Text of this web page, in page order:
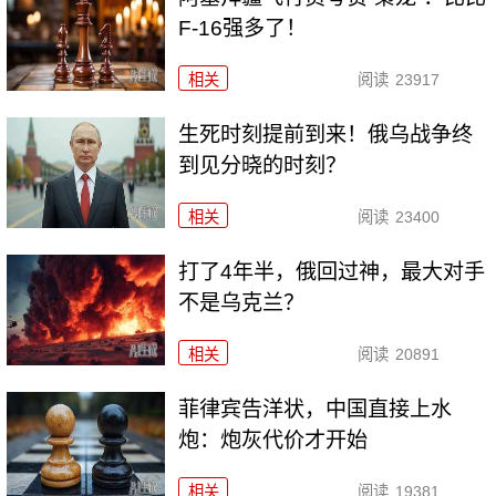
F-16强多了！
相关 阅读 23917
生死时刻提前到来！俄乌战争终
到见分晓的时刻？
相关 阅读 23400
打了4年半，俄回过神，最大对手
不是乌克兰？
相关 阅读 20891
菲律宾告洋状，中国直接上水
炮：炮灰代价才开始
相关 阅读 19381